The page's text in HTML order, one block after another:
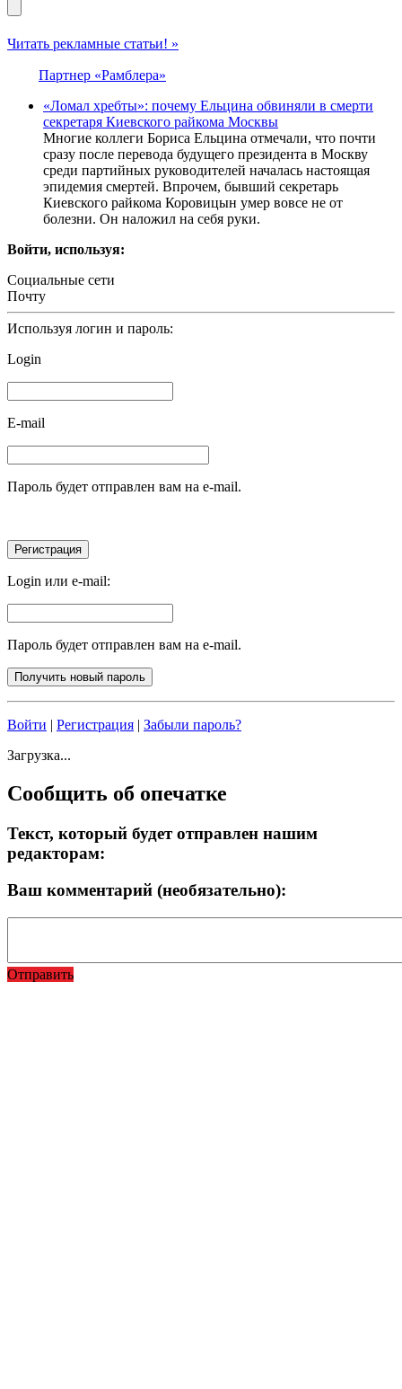
Читать рекламные статьи! »
Партнер «Рамблера»
«Ломал хребты»: почему Ельцина обвиняли в смерти
секретаря Киевского райкома Москвы
Многие коллеги Бориса Ельцина отмечали, что почти
сразу после перевода будущего президента в Москву
среди партийных руководителей началась настоящая
эпидемия смертей. Впрочем, бывший секретарь
Киевского райкома Коровицын умер вовсе не от
болезни. Он наложил на себя руки.
Войти, используя:
Социальные сети
Почту
Используя логин и пароль:
Login
E-mail
Пароль будет отправлен вам на e-mail.
Login или e-mail:
Пароль будет отправлен вам на e-mail.
Войти | Регистрация | Забыли пароль?
Загрузка...
Сообщить об опечатке
Текст, который будет отправлен нашим
редакторам:
Ваш комментарий (необязательно):
Отправить